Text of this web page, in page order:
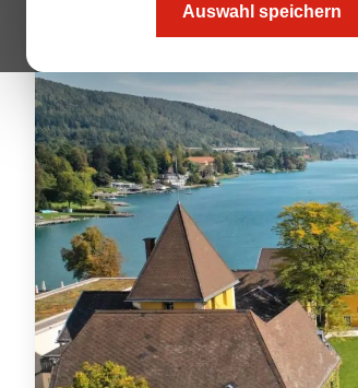
Auswahl speichern